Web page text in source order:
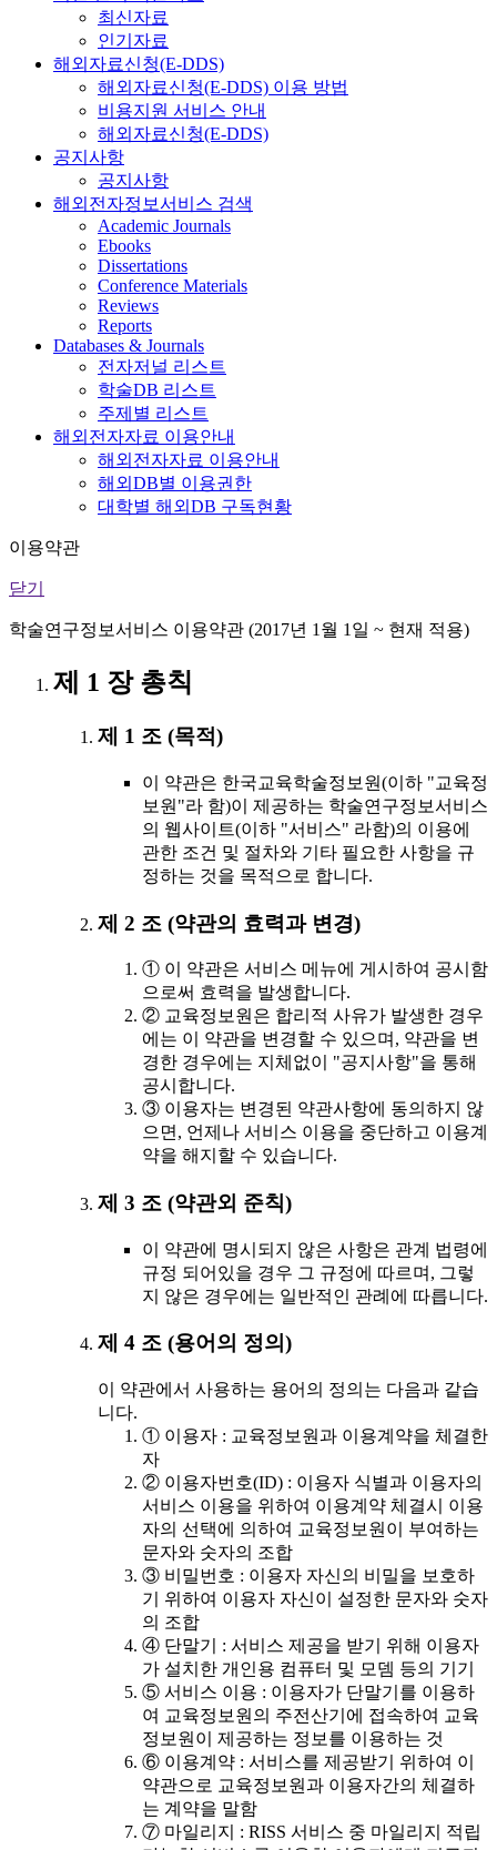
최신자료
인기자료
해외자료신청(E-DDS)
해외자료신청(E-DDS) 이용 방법
비용지원 서비스 안내
해외자료신청(E-DDS)
공지사항
공지사항
해외전자정보서비스 검색
Academic Journals
Ebooks
Dissertations
Conference Materials
Reviews
Reports
Databases & Journals
전자저널 리스트
학술DB 리스트
주제별 리스트
해외전자자료 이용안내
해외전자자료 이용안내
해외DB별 이용권한
대학별 해외DB 구독현황
이용약관
닫기
학술연구정보서비스 이용약관 (2017년 1월 1일 ~ 현재 적용)
제 1 장 총칙
제 1 조 (목적)
이 약관은 한국교육학술정보원(이하 "교육정
보원"라 함)이 제공하는 학술연구정보서비스
의 웹사이트(이하 "서비스" 라함)의 이용에
관한 조건 및 절차와 기타 필요한 사항을 규
정하는 것을 목적으로 합니다.
제 2 조 (약관의 효력과 변경)
① 이 약관은 서비스 메뉴에 게시하여 공시함
으로써 효력을 발생합니다.
② 교육정보원은 합리적 사유가 발생한 경우
에는 이 약관을 변경할 수 있으며, 약관을 변
경한 경우에는 지체없이 "공지사항"을 통해
공시합니다.
③ 이용자는 변경된 약관사항에 동의하지 않
으면, 언제나 서비스 이용을 중단하고 이용계
약을 해지할 수 있습니다.
제 3 조 (약관외 준칙)
이 약관에 명시되지 않은 사항은 관계 법령에
규정 되어있을 경우 그 규정에 따르며, 그렇
지 않은 경우에는 일반적인 관례에 따릅니다.
제 4 조 (용어의 정의)
이 약관에서 사용하는 용어의 정의는 다음과 같습
니다.
① 이용자 : 교육정보원과 이용계약을 체결한
자
② 이용자번호(ID) : 이용자 식별과 이용자의
서비스 이용을 위하여 이용계약 체결시 이용
자의 선택에 의하여 교육정보원이 부여하는
문자와 숫자의 조합
③ 비밀번호 : 이용자 자신의 비밀을 보호하
기 위하여 이용자 자신이 설정한 문자와 숫자
의 조합
④ 단말기 : 서비스 제공을 받기 위해 이용자
가 설치한 개인용 컴퓨터 및 모뎀 등의 기기
⑤ 서비스 이용 : 이용자가 단말기를 이용하
여 교육정보원의 주전산기에 접속하여 교육
정보원이 제공하는 정보를 이용하는 것
⑥ 이용계약 : 서비스를 제공받기 위하여 이
약관으로 교육정보원과 이용자간의 체결하
는 계약을 말함
⑦ 마일리지 : RISS 서비스 중 마일리지 적립